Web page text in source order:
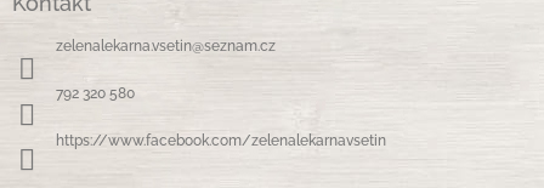
zelenalekarna.vsetin@seznam.cz
792 320 580
https://www.facebook.com/zelenalekarnavsetin